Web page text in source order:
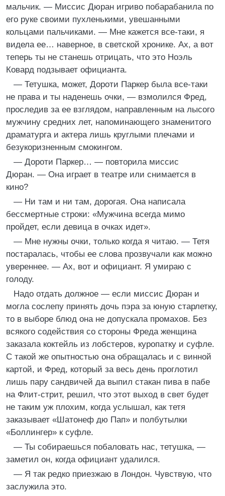
мальчик. — Миссис Дюран игриво побарабанила по
его руке своими пухленькими, увешанными
кольцами пальчиками. — Мне кажется все-таки, я
видела ее… наверное, в светской хронике. Ах, а вот
теперь ты не станешь отрицать, что это Ноэль
Ковард подзывает официанта.
— Тетушка, может, Дороти Паркер была все-таки
не права и ты наденешь очки, — взмолился Фред,
проследив за ее взглядом, направленным на лысого
мужчину средних лет, напоминающего знаменитого
драматурга и актера лишь круглыми плечами и
безукоризненным смокингом.
— Дороти Паркер… — повторила миссис
Дюран. — Она играет в театре или снимается в
кино?
— Ни там и ни там, дорогая. Она написала
бессмертные строки: «Мужчина всегда мимо
пройдет, если девица в очках идет».
— Мне нужны очки, только когда я читаю. — Тетя
постаралась, чтобы ее слова прозвучали как можно
увереннее. — Ах, вот и официант. Я умираю с
голоду.
Надо отдать должное — если миссис Дюран и
могла сослепу принять дочь пэра за юную старлетку,
то в выборе блюд она не допускала промахов. Без
всякого содействия со стороны Фреда женщина
заказала коктейль из лобстеров, куропатку и суфле.
С такой же опытностью она обращалась и с винной
картой, и Фред, который за весь день проглотил
лишь пару сандвичей да выпил стакан пива в пабе
на Флит-стрит, решил, что этот выход в свет будет
не таким уж плохим, когда услышал, как тетя
заказывает «Шатонеф дю Пап» и полбутылки
«Боллингер» к суфле.
— Ты собираешься побаловать нас, тетушка, —
заметил он, когда официант удалился.
— Я так редко приезжаю в Лондон. Чувствую, что
заслужила это.